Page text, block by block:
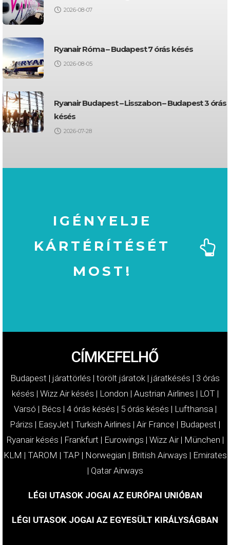
2026-08-07
Ryanair Róma – Budapest 7 órás késés
2026-08-05
Ryanair Budapest – Lisszabon – Budapest 3 órás
késés
2026-07-28
IGÉNYELJE
KÁRTÉRÍTÉSÉT
MOST!
CÍMKEFELHŐ
Budapest | járattörlés | törölt járatok | járatkésés | 3 órás
késés | Wizz Air késés | London | Austrian Airlines | LOT|
Varsó | Bécs | 4 órás késés | 5 órás késés | Lufthansa |
Párizs | EasyJet | Turkish Airlines | Air France | Budapest |
Ryanair késés | Frankfurt | Eurowings | Wizz Air| München |
KLM | TAROM | TAP | Norwegian | British Airways | Emirates
| Qatar Airways
LÉGI UTASOK JOGAI AZ EURÓPAI UNIÓBAN
LÉGI UTASOK JOGAI AZ EGYESÜLT KIRÁLYSÁGBAN